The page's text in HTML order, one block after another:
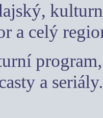
a celý
a seriály.